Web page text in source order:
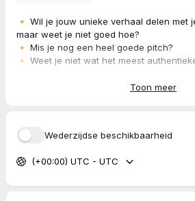
🔸 Wil je jouw unieke verhaal delen met
maar weet je niet goed hoe?
🔸 Mis je nog een heel goede pitch?
🔸 Weet je niet wat het meest
🔸 Wil je meer zichtbaarheid, sales,
Ik ga graag met jou aan de slag. Done
coaching, workshops, live-dagen - er is
belangrijkste is dat jij zsm gaat shinen
Toon meer
Wederzijdse beschikbaarheid
(+00:00) UTC - UTC